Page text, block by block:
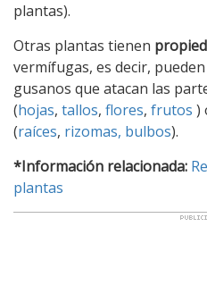
plantas).
Otras plantas tienen
vermífugas, es decir,
gusanos que atacan las
(hojas, tallos, flores, frutos )
(raíces, rizomas, bulbos).
*Información relacionada:
plantas